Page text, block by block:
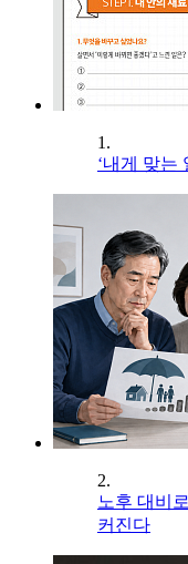
1.
‘내게 맞는
2.
노후 대비
커진다